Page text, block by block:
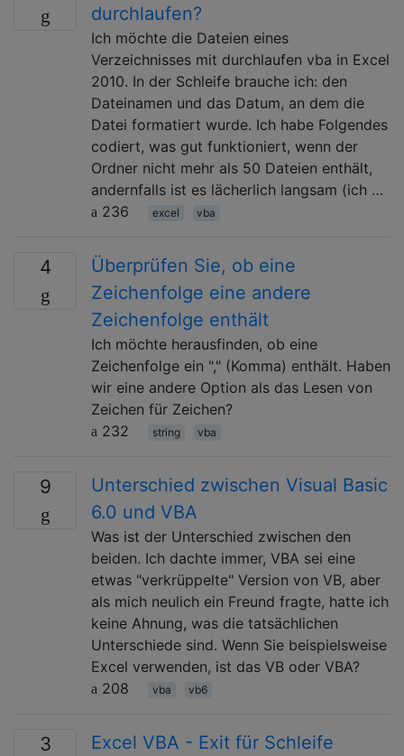
durchlaufen?
Ich möchte die Dateien eines
Verzeichnisses mit durchlaufen vba in Excel
2010. In der Schleife brauche ich: den
Dateinamen und das Datum, an dem die
Datei formatiert wurde. Ich habe Folgendes
codiert, was gut funktioniert, wenn der
Ordner nicht mehr als 50 Dateien enthält,
andernfalls ist es lächerlich langsam (ich …
236
excel vba
4
Überprüfen Sie, ob eine
Zeichenfolge eine andere
Zeichenfolge enthält
Ich möchte herausfinden, ob eine
Zeichenfolge ein "," (Komma) enthält. Haben
wir eine andere Option als das Lesen von
Zeichen für Zeichen?
232
string vba
9
Unterschied zwischen Visual Basic
6.0 und VBA
Was ist der Unterschied zwischen den
beiden. Ich dachte immer, VBA sei eine
etwas "verkrüppelte" Version von VB, aber
als mich neulich ein Freund fragte, hatte ich
keine Ahnung, was die tatsächlichen
Unterschiede sind. Wenn Sie beispielsweise
Excel verwenden, ist das VB oder VBA?
208
vba vb6
3 Excel VBA - Exit für Schleife